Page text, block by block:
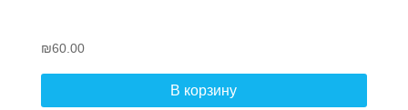
₪60.00
В корзину